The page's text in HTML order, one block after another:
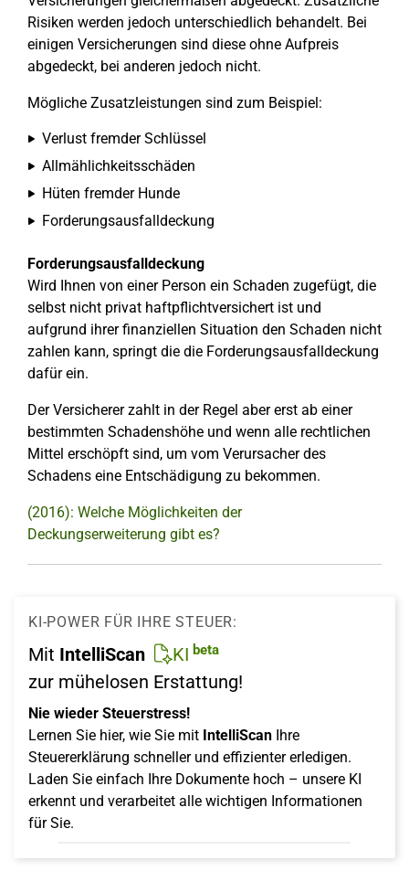
Risiken werden jedoch unterschiedlich behandelt. Bei
einigen Versicherungen sind diese ohne Aufpreis
abgedeckt, bei anderen jedoch nicht.
Mögliche Zusatzleistungen sind zum Beispiel:
Verlust fremder Schlüssel
Allmählichkeitsschäden
Hüten fremder Hunde
Forderungsausfalldeckung
Forderungsausfalldeckung
Wird Ihnen von einer Person ein Schaden zugefügt, die
selbst nicht privat haftpflichtversichert ist und
aufgrund ihrer finanziellen Situation den Schaden nicht
zahlen kann, springt die die Forderungsausfalldeckung
dafür ein.
Der Versicherer zahlt in der Regel aber erst ab einer
bestimmten Schadenshöhe und wenn alle rechtlichen
Mittel erschöpft sind, um vom Verursacher des
Schadens eine Entschädigung zu bekommen.
(2016): Welche Möglichkeiten der
Deckungserweiterung gibt es?
KI-POWER FÜR IHRE STEUER:
Mit IntelliScan KI beta
zur mühelosen Erstattung!
Nie wieder Steuerstress!
Lernen Sie hier, wie Sie mit IntelliScan Ihre
Steuererklärung schneller und effizienter erledigen.
Laden Sie einfach Ihre Dokumente hoch – unsere KI
erkennt und verarbeitet alle wichtigen Informationen
für Sie.